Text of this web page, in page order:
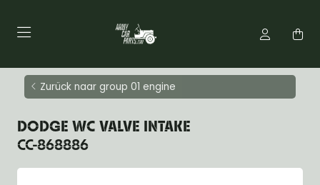
Zurück naar group 01 engine
DODGE WC VALVE INTAKE
CC-868886